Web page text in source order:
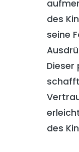
des
seine
Dieser
des